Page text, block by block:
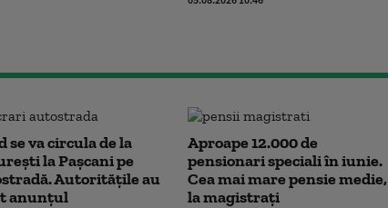
se va circula de la
la Pașcani pe
Autoritățile au
anunțul
Aproape 12.000 de
pensionari speciali în iunie.
Cea mai mare pensie medie,
la magistrați